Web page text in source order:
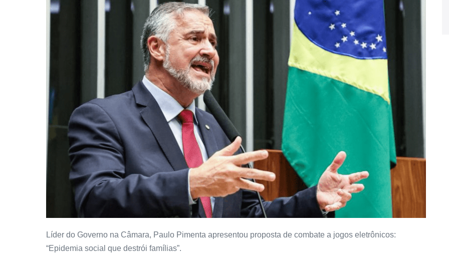
Líder do Governo na Câmara, Paulo Pimenta apresentou proposta de combate a jogos eletrônicos:
“Epidemia social que destrói famílias”.